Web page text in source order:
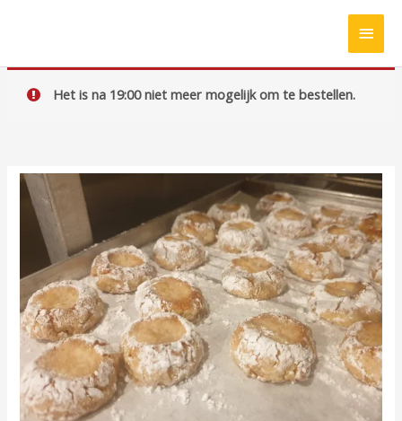
inhoud
Het is na 19:00 niet meer mogelijk om te bestellen.